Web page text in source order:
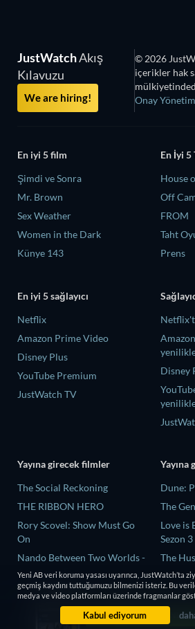
JustWatchAkış
Kılavuzu
We are hiring!
© 2026
içerikler hak
Onay
En iyi 5 film
Şimdi ve Sonra
Mr. Brown
Sex Weather
Women in the Dark
Künye 143
En İyi 5
House
Off
FROM
Taht
Prens
En iyi 5 sağlayıcı
Netflix
Amazon Prime Video
Disney Plus
YouTube Premium
JustWatch TV
Disney
Yayına girecek filmler
The Social Reckoning
THE RIBBON HERO
Rory Scovel: Show Must Go
On
Nando Between Two Worlds -
A Sintonia Film
MLB Field of Dreams: Phillies
vs. Twins
Yayına
Dune:
The
Love is
Sezon 3
The
Flex x
Yeni AB veri koruma yasası uyarınca, JustWatch’ta
geçmiş kaydını tuttuğumuzu bilmenizi isteriz. Bu
medya ve video platformları üzerinde fragmanlar
Kabul ediyorum